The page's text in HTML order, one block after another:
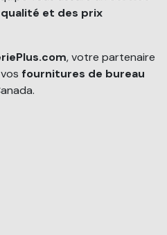
et des prix
, votre partenaire
fournitures de bureau